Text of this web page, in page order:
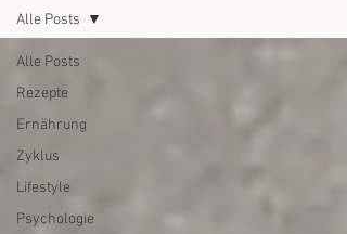
Alle Posts
Rezepte
Ernährung
Zyklus
Lifestyle
Psychologie
Alle Posts